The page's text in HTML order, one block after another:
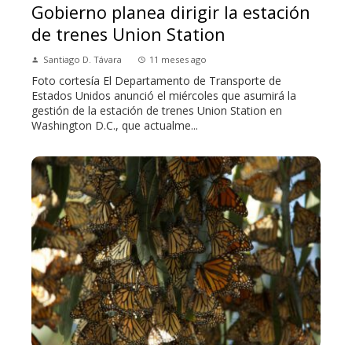
Gobierno planea dirigir la estación
de trenes Union Station
Santiago D. Távara 11 meses ago
Foto cortesía El Departamento de Transporte de
Estados Unidos anunció el miércoles que asumirá la
gestión de la estación de trenes Union Station en
Washington D.C., que actualme...